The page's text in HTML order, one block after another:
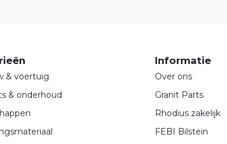
& voertuig
& onderhoud
Informatie
Over ons
Granit Parts
Rhodius zakelijk
FEBI Bilstein